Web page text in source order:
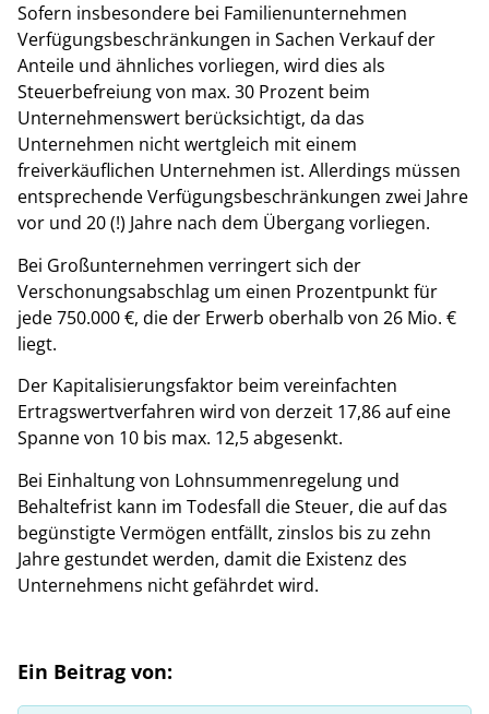
Sofern insbesondere bei Familienunternehmen
Verfügungsbeschränkungen in Sachen Verkauf der
Anteile und ähnliches vorliegen, wird dies als
Steuerbefreiung von max. 30 Prozent beim
Unternehmenswert berücksichtigt, da das
Unternehmen nicht wertgleich mit einem
freiverkäuflichen Unternehmen ist. Allerdings müssen
entsprechende Verfügungsbeschränkungen zwei Jahre
vor und 20 (!) Jahre nach dem Übergang vorliegen.
Bei Großunternehmen verringert sich der
Verschonungsabschlag um einen Prozentpunkt für
jede 750.000 €, die der Erwerb oberhalb von 26 Mio. €
liegt.
Der Kapitalisierungsfaktor beim vereinfachten
Ertragswertverfahren wird von derzeit 17,86 auf eine
Spanne von 10 bis max. 12,5 abgesenkt.
Bei Einhaltung von Lohnsummenregelung und
Behaltefrist kann im Todesfall die Steuer, die auf das
begünstigte Vermögen entfällt, zinslos bis zu zehn
Jahre gestundet werden, damit die Existenz des
Unternehmens nicht gefährdet wird.
Ein Beitrag von: